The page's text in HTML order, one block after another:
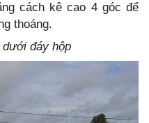
cách kê cao 4 góc để
thoáng.
đáy hộp